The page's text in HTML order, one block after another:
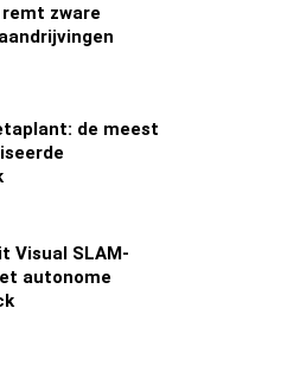
remt zware
de meest
Visual SLAM-
autonome